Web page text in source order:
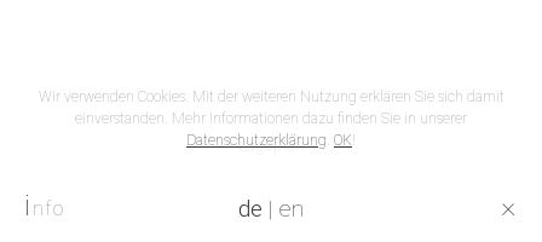
Lageplan
Wir verwenden Cookies. Mit der weiteren Nutzung erklären Sie sich damit
einverstanden. Mehr Informationen dazu finden Sie in unserer
Datenschutzerklärung. OK!
i de | en ×